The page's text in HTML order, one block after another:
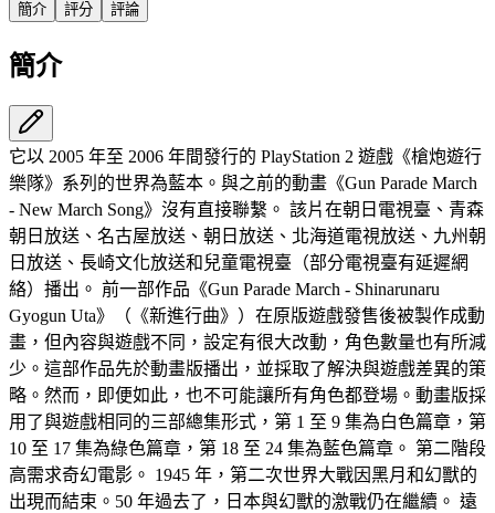
簡介 評分 評論
簡介
它以 2005 年至 2006 年間發行的 PlayStation 2 遊戲《槍炮遊行
樂隊》系列的世界為藍本。與之前的動畫《Gun Parade March
- New March Song》沒有直接聯繫。 該片在朝日電視臺、青森
朝日放送、名古屋放送、朝日放送、北海道電視放送、九州朝
日放送、長崎文化放送和兒童電視臺（部分電視臺有延遲網
絡）播出。 前一部作品《Gun Parade March - Shinarunaru
Gyogun Uta》（《新進行曲》）在原版遊戲發售後被製作成動
畫，但內容與遊戲不同，設定有很大改動，角色數量也有所減
少。這部作品先於動畫版播出，並採取了解決與遊戲差異的策
略。然而，即便如此，也不可能讓所有角色都登場。動畫版採
用了與遊戲相同的三部總集形式，第 1 至 9 集為白色篇章，第
10 至 17 集為綠色篇章，第 18 至 24 集為藍色篇章。 第二階段
高需求奇幻電影。 1945 年，第二次世界大戰因黑月和幻獸的
出現而結束。50 年過去了，日本與幻獸的激戰仍在繼續。 遠